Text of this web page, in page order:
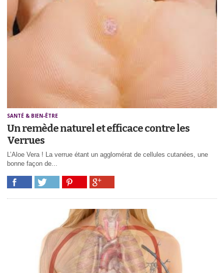
SANTÉ & BIEN-ÊTRE
Un remède naturel et efficace contre les
Verrues
L’Aloe Vera ! La verrue étant un agglomérat de cellules cutanées, une
bonne façon de...